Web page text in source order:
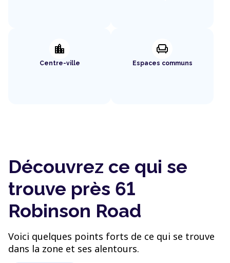
location_city
Centre-ville
chair
Espaces communs
Découvrez ce qui se
trouve près 61
Robinson Road
Voici quelques points forts de ce qui se trouve
dans la zone et ses alentours.